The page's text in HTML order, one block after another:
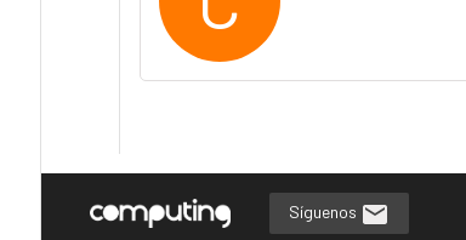
Síguenos